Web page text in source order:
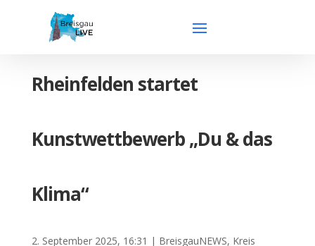
Rheinfelden startet
Kunstwettbewerb „Du & das
Klima“
2. September 2025, 16:31 | BreisgauNEWS, Kreis